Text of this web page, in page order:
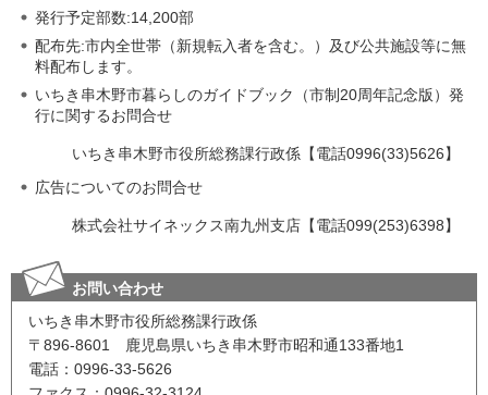
発行予定部数:14,200部
配布先:市内全世帯（新規転入者を含む。）及び公共施設等に無
料配布します。
いちき串木野市暮らしのガイドブック（市制20周年記念版）発
行に関するお問合せ
いちき串木野市役所総務課行政係【電話0996(33)5626】
広告についてのお問合せ
株式会社サイネックス南九州支店【電話099(253)6398】
お問い合わせ
いちき串木野市役所総務課行政係
〒896-8601 鹿児島県いちき串木野市昭和通133番地1
電話：0996-33-5626